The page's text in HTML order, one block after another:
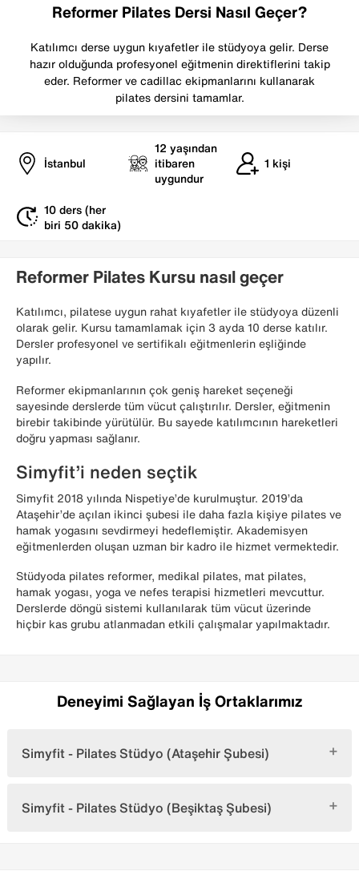
Reformer Pilates Dersi Nasıl Geçer?
Katılımcı derse uygun kıyafetler ile stüdyoya gelir. Derse
hazır olduğunda profesyonel eğitmenin direktiflerini takip
eder. Reformer ve cadillac ekipmanlarını kullanarak
pilates dersini tamamlar.
İstanbul
12 yaşından
itibaren
uygundur
1 kişi
10 ders (her
biri 50 dakika)
Reformer Pilates Kursu nasıl geçer
Katılımcı, pilatese uygun rahat kıyafetler ile stüdyoya düzenli
olarak gelir. Kursu tamamlamak için 3 ayda 10 derse katılır.
Dersler profesyonel ve sertifikalı eğitmenlerin eşliğinde
yapılır.
Reformer ekipmanlarının çok geniş hareket seçeneği
sayesinde derslerde tüm vücut çalıştırılır. Dersler, eğitmenin
birebir takibinde yürütülür. Bu sayede katılımcının hareketleri
doğru yapması sağlanır.
Simyfit’i neden seçtik
Simyfit 2018 yılında Nispetiye’de kurulmuştur. 2019’da
Ataşehir’de açılan ikinci şubesi ile daha fazla kişiye pilates ve
hamak yogasını sevdirmeyi hedeflemiştir. Akademisyen
eğitmenlerden oluşan uzman bir kadro ile hizmet vermektedir.
Stüdyoda pilates reformer, medikal pilates, mat pilates,
hamak yogası, yoga ve nefes terapisi hizmetleri mevcuttur.
Derslerde döngü sistemi kullanılarak tüm vücut üzerinde
hiçbir kas grubu atlanmadan etkili çalışmalar yapılmaktadır.
Deneyimi Sağlayan İş Ortaklarımız
Simyfit - Pilates Stüdyo (Ataşehir Şubesi)
Simyfit - Pilates Stüdyo (Beşiktaş Şubesi)